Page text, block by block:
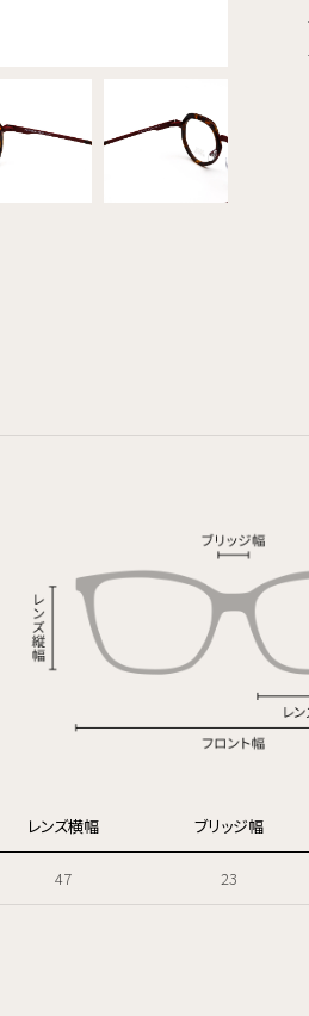
レンズ横幅 ブリッジ幅
47 23